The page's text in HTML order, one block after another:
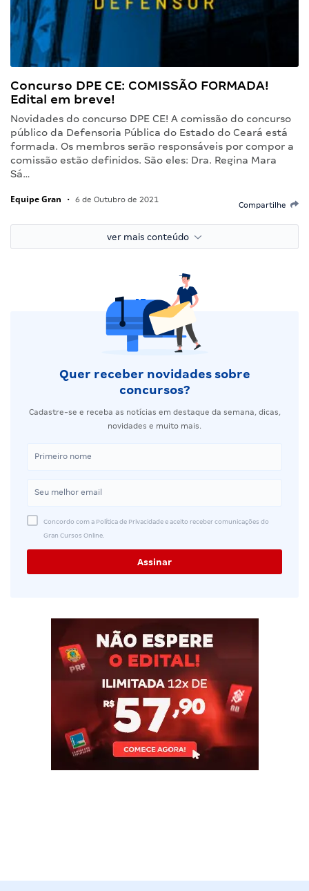
Concurso DPE CE: COMISSÃO FORMADA!
Edital em breve!
Novidades do concurso DPE CE! A comissão do concurso
público da Defensoria Pública do Estado do Ceará está
formada. Os membros serão responsáveis por compor a
comissão estão definidos. São eles: Dra. Regina Mara
Sá…
Equipe Gran • 6 de Outubro de 2021
Compartilhe
ver mais conteúdo
Quer receber novidades sobre
concursos?
Cadastre-se e receba as notícias em destaque da semana, dicas,
novidades e muito mais.
Concordo com a Política de Privacidade e aceito receber comunicações do
Gran Cursos Online.